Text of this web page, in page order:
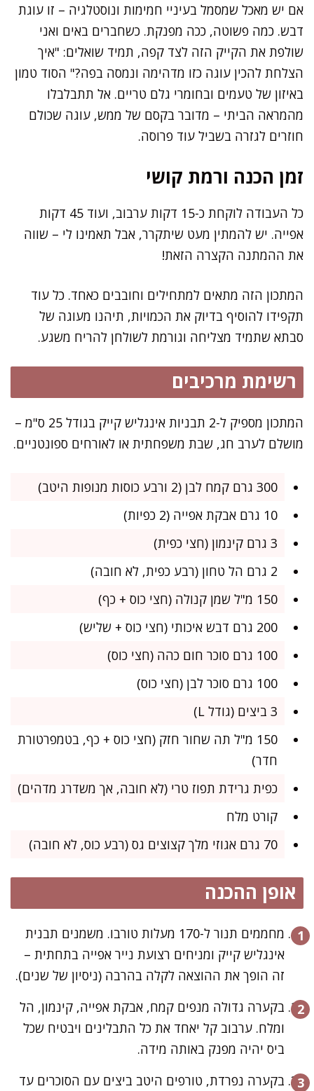
אם יש מאכל שמסמל בעיניי חמימות ונוסטלגיה – זו עוגת
דבש. כמה פשוטה, ככה מפנקת. כשחברים באים ואני
שולפת את הקייק הזה לצד קפה, תמיד שואלים: "איך
הצלחת להכין עוגה כזו מדהימה ונמסה בפה?" הסוד טמון
באיזון של טעמים ובחומרי גלם טריים. אל תתבלבלו
מהמראה הביתי – מדובר בקסם של ממש, עוגה שכולם
חוזרים לגזרה בשביל עוד פרוסה.
זמן הכנה ורמת קושי
כל העבודה לוקחת כ-15 דקות ערבוב, ועוד 45 דקות
אפייה. יש להמתין מעט שיתקרר, אבל תאמינו לי – שווה
את ההמתנה הקצרה הזאת!
המתכון הזה מתאים למתחילים וחובבים כאחד. כל עוד
תקפידו להוסיף בדיוק את הכמויות, תיהנו מעוגה של
סבתא שתמיד מצליחה וגורמת לשולחן להריח משגע.
רשימת מרכיבים
המתכון מספיק ל-2 תבניות אינגליש קייק בגודל 25 ס"מ –
מושלם לערב חג, שבת משפחתית או לאורחים ספונטניים.
300 גרם קמח לבן (2 ורבע כוסות מנופות היטב)
10 גרם אבקת אפייה (2 כפיות)
3 גרם קינמון (חצי כפית)
2 גרם הל טחון (רבע כפית, לא חובה)
150 מ"ל שמן קנולה (חצי כוס + כף)
200 גרם דבש איכותי (חצי כוס + שליש)
100 גרם סוכר חום כהה (חצי כוס)
100 גרם סוכר לבן (חצי כוס)
3 ביצים (גודל L)
150 מ"ל תה שחור חזק (חצי כוס + כף, בטמפרטורת
חדר)
כפית גרידת תפוז טרי (לא חובה, אך משדרג מדהים)
קורט מלח
70 גרם אגוזי מלך קצוצים גס (רבע כוס, לא חובה)
אופן ההכנה
מחממים תנור ל-170 מעלות טורבו. משמנים תבנית
אינגליש קייק ומניחים רצועת נייר אפייה בתחתית –
זה הופך את ההוצאה לקלה בהרבה (ניסיון של שנים).
בקערה גדולה מנפים קמח, אבקת אפייה, קינמון, הל
ומלח. ערבוב קל יאחד את כל התבלינים ויבטיח שכל
ביס יהיה מפנק באותה מידה.
בקערה נפרדת, טורפים היטב ביצים עם הסוכרים עד